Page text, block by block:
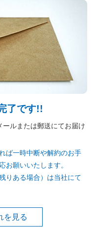
了です!!
ルまたは郵送にてお届け
ば一時中断や解約のお手
お願いいたします。
りある場合）は当社にて
を見る